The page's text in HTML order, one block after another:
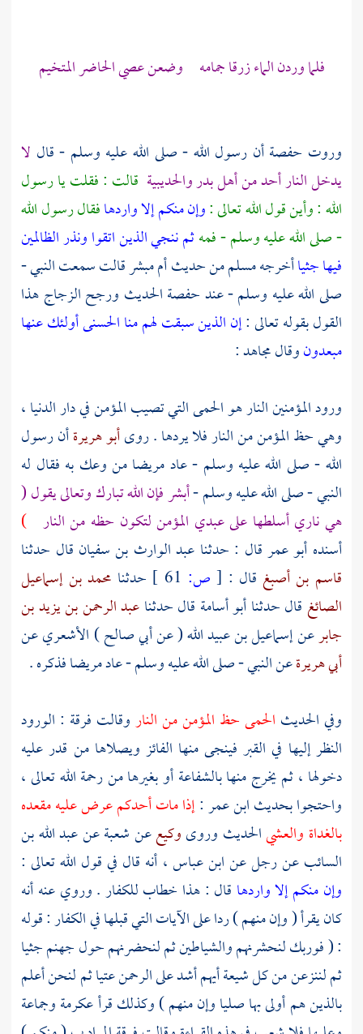
فلما وردن الماء زرقا جمامه وضعن عصي الحاضر المتخيم
وروت حفصةأن رسول الله - صلى الله عليه وسلم - قال لا
يدخل النار أحد من أهلبدروالحديبية قالت : فقلت يا رسول
الله : وأين قول الله تعالى :وإن منكم إلا واردهافقال رسول الله
- صلى الله عليه وسلم - فمهثم ننجي الذين اتقوا ونذر الظالمين
فيها جثياأخرجهمسلممن حديثأم مبشرقالت سمعت النبي -
صلى الله عليه وسلم - عندحفصةالحديث ورجحالزجاجهذا
القول بقوله تعالى :إن الذين سبقت لهم منا الحسنى أولئك عنها
مبعدونوقالمجاهد:
ورود المؤمنين النار هو الحمى التي تصيب المؤمن في دار الدنيا ،
وهي حظ المؤمن من النار فلا يردها . روىأبو هريرةأن رسول
الله - صلى الله عليه وسلم - عاد مريضا من وعك به فقال له
النبي - صلى الله عليه وسلم -أبشر فإن الله تبارك وتعالى يقول (
هي ناري أسلطها على عبدي المؤمن لتكون حظه من النار )
أسنده أبو عمرقال : حدثنا عبد الوارث بن سفيان قال حدثنا
قاسم بن أصبغ قال : [ ص: حدثنا محمد بن إسماعيل
الصائغ قال حدثناأبو أسامة قال حدثناعبد الرحمن بن يزيد بن
جابرعنإسماعيل بن عبيد الله( عنأبي صالح ) الأشعريعن
أبي هريرةعن النبي - صلى الله عليه وسلم - عاد مريضا فذكره .
وفي الحديث الحمى حظ المؤمن من الناروقالت فرقة : الورود
النظر إليها في القبر فينجى منها الفائز ويصلاها من قدر عليه
دخولها ، ثم يخرج منها بالشفاعة أو بغيرها من رحمة الله تعالى ،
واحتجوا بحديثابن عمر:إذا مات أحدكم عرض عليه مقعده
بالغداة والعشيالحديث وروىوكيععنشعبةعنعبد الله بن
السائبعن رجل عنابن عباس ، أنه قال في قول الله تعالى :
وإن منكم إلا واردها قال : هذا خطاب للكفار . وروي عنه أنه
كان يقرأ ( وإن منهم ) ردا على الآيات التي قبلها في الكفار : قوله
: ( فوربك لنحشرنهم والشياطين ثم لنحضرنهم حول جهنم جثيا
ثم لننزعن من كل شيعة أيهم أشد على الرحمن عتيا ثم لنحن أعلم
بالذين هم أولى بها صليا وإن منهم ) وكذلك قرأعكرمةوجماعة